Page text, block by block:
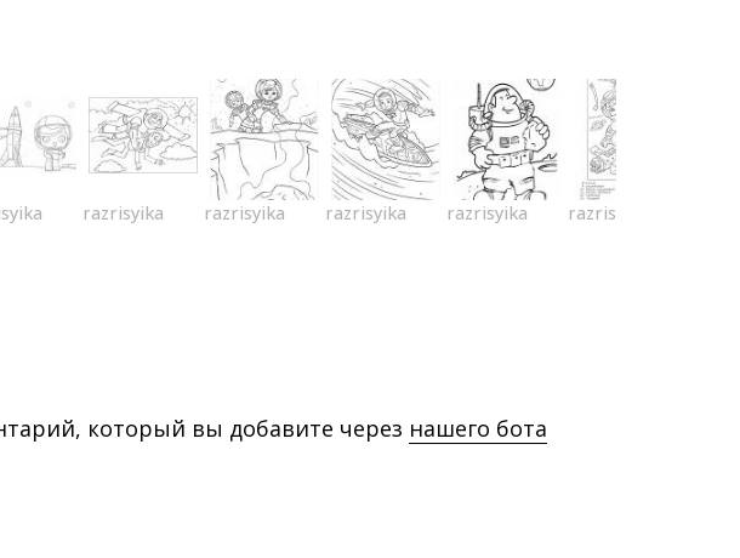
razrisyika razrisyika razrisyika razrisyika razrisyika
который вы добавите через нашего бота